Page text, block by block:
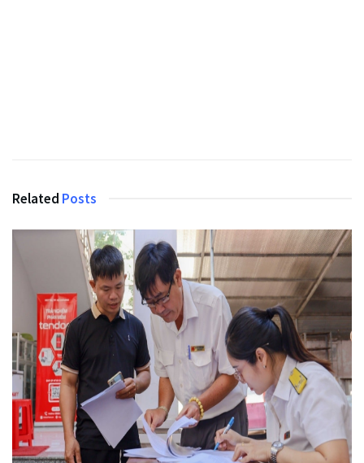
Related Posts